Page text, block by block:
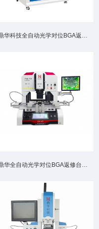
鼎华科技全自动光学对位BGA返修台DH-A7 工业级高效精准芯片...
鼎华全自动光学对位BGA返修台DH-A5高精度贴装防错位偏移精...